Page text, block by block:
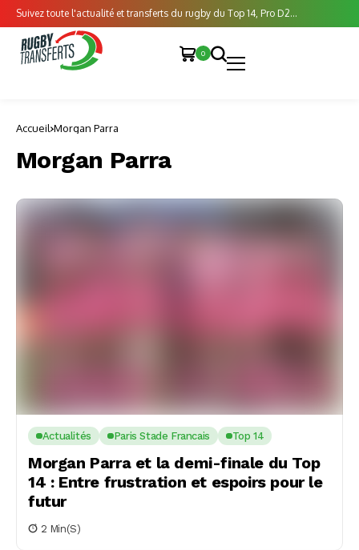
Suivez toute l'actualité et transferts du rugby du Top 14, Pro D2...
0
Accueil Morgan Parra
Morgan Parra
Actualités Paris Stade Francais Top 14
Morgan Parra et la demi-finale du Top
14 : Entre frustration et espoirs pour le
futur
2 Min(s)